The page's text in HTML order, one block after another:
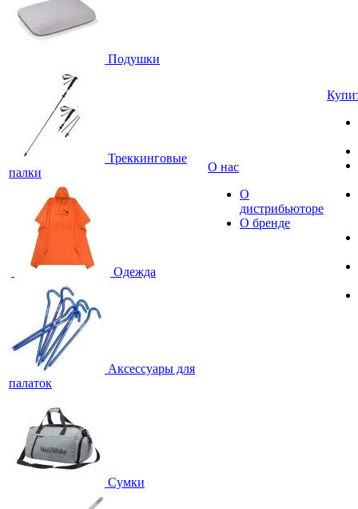
Подушки
Треккинговые
палки
Одежда
Аксессуары для
палаток
Сумки
О нас
О
дистрибьюторе
О бренде